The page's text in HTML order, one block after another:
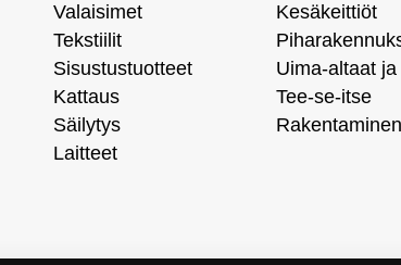
Valaisimet
Tekstiilit
Sisustustuotteet
Kattaus
Säilytys
Laitteet
Kesäkeittiöt
Uima-altaat
Tee-se-itse
Rakentaminen